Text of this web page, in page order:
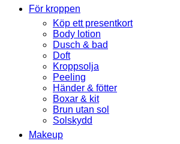
För kroppen
Köp ett presentkort
Body lotion
Dusch & bad
Doft
Kroppsolja
Peeling
Händer & fötter
Boxar & kit
Brun utan sol
Solskydd
Makeup